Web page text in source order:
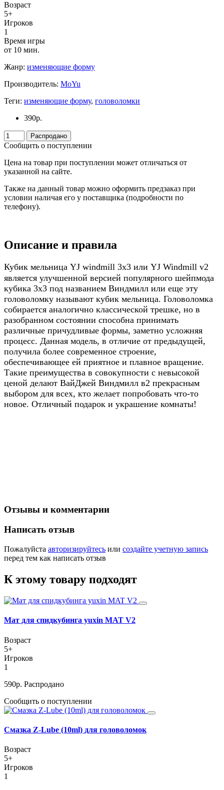
Возраст
5+
Игроков
1
Время игры
от 10 мин.
Жанр: изменяющие форму
Производитель: MoYu
Теги: изменяющие форму, головоломки
390р.
Распродано
Сообщить о поступлении
Цена на товар при поступлении может отличаться от
указанной на сайте.
Также на данный товар можно оформить предзаказ при
условии наличая его у поставщика (подробности по
телефону).
Описание и правила
Кубик мельница YJ windmill 3х3 или YJ Windmill v2
является улучшенной версией популярного шейпмода
кубика 3x3 под названием Виндмилл или еще эту
головоломку называют кубик мельница. Головоломка
собирается аналогично классической трешке, но в
разобранном состоянии способна принимать
различные причудливые формы, заметно усложняя
процесс. Данная модель, в отличие от предыдущей,
получила более современное строение,
обеспечивающее ей приятное и плавное вращение.
Такие преимущества в совокупности с невысокой
ценой делают ВайДжей Виндмилл в2 прекрасным
выбором для всех, кто желает попробовать что-то
новое. Отличный подарок и украшение комнаты!
Отзывы и комментарии
Написать отзыв
Пожалуйста авторизируйтесь или создайте учетную запись
перед тем как написать отзыв
К этому товару подходят
Мат для спидкубинга yuxin MAT V2
Возраст
5+
Игроков
1
590р. Распродано
Сообщить о поступлении
Смазка Z-Lube (10ml) для головоломок
Возраст
5+
Игроков
1